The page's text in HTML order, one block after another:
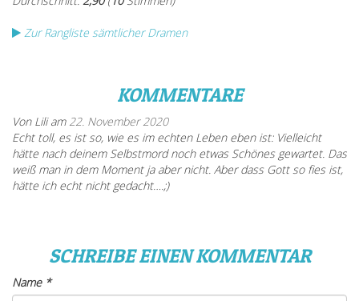
Zur Rangliste sämtlicher Dramen
KOMMENTARE
Von Lili am 22. November 2020
Echt toll, es ist so, wie es im echten Leben eben ist: Vielleicht
hätte nach deinem Selbstmord noch etwas Schönes gewartet. Das
weiß man in dem Moment ja aber nicht. Aber dass Gott so fies ist,
hätte ich echt nicht gedacht….;)
SCHREIBE EINEN KOMMENTAR
Name*